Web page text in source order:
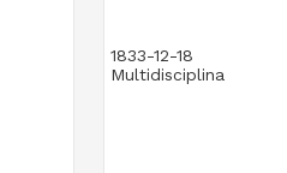
1833-12-18
Multidisciplina